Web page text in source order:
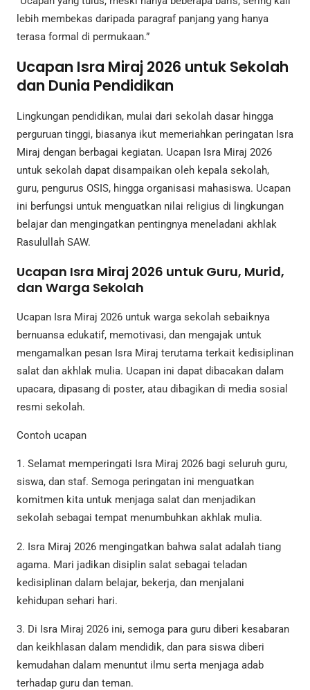
lebih membekas daripada paragraf panjang yang hanya
terasa formal di permukaan.”
Ucapan Isra Miraj 2026 untuk Sekolah
dan Dunia Pendidikan
Lingkungan pendidikan, mulai dari sekolah dasar hingga
perguruan tinggi, biasanya ikut memeriahkan peringatan Isra
Miraj dengan berbagai kegiatan. Ucapan Isra Miraj 2026
untuk sekolah dapat disampaikan oleh kepala sekolah,
guru, pengurus OSIS, hingga organisasi mahasiswa. Ucapan
ini berfungsi untuk menguatkan nilai religius di lingkungan
belajar dan mengingatkan pentingnya meneladani akhlak
Rasulullah SAW.
Ucapan Isra Miraj 2026 untuk Guru, Murid,
dan Warga Sekolah
Ucapan Isra Miraj 2026 untuk warga sekolah sebaiknya
bernuansa edukatif, memotivasi, dan mengajak untuk
mengamalkan pesan Isra Miraj terutama terkait kedisiplinan
salat dan akhlak mulia. Ucapan ini dapat dibacakan dalam
upacara, dipasang di poster, atau dibagikan di media sosial
resmi sekolah.
Contoh ucapan
1. Selamat memperingati Isra Miraj 2026 bagi seluruh guru,
siswa, dan staf. Semoga peringatan ini menguatkan
komitmen kita untuk menjaga salat dan menjadikan
sekolah sebagai tempat menumbuhkan akhlak mulia.
2. Isra Miraj 2026 mengingatkan bahwa salat adalah tiang
agama. Mari jadikan disiplin salat sebagai teladan
kedisiplinan dalam belajar, bekerja, dan menjalani
kehidupan sehari hari.
3. Di Isra Miraj 2026 ini, semoga para guru diberi kesabaran
dan keikhlasan dalam mendidik, dan para siswa diberi
kemudahan dalam menuntut ilmu serta menjaga adab
terhadap guru dan teman.